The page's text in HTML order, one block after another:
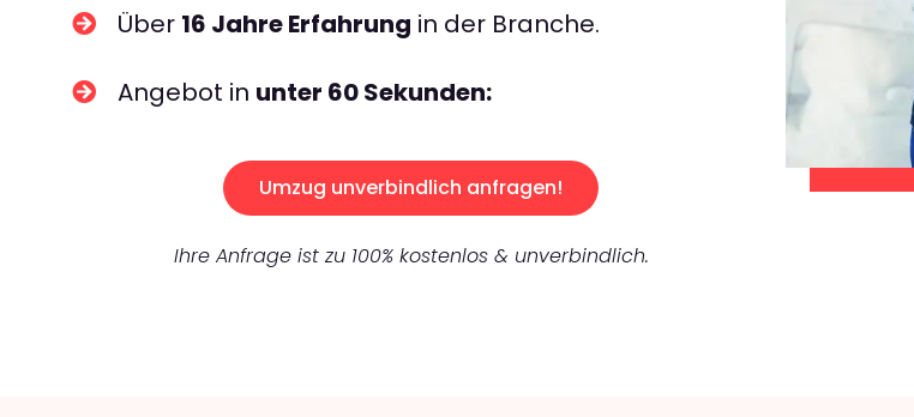
Über 16 Jahre Erfahrung in der Branche.
Angebot in unter 60 Sekunden:
Umzug unverbindlich anfragen!
Ihre Anfrage ist zu 100% kostenlos & unverbindlich.